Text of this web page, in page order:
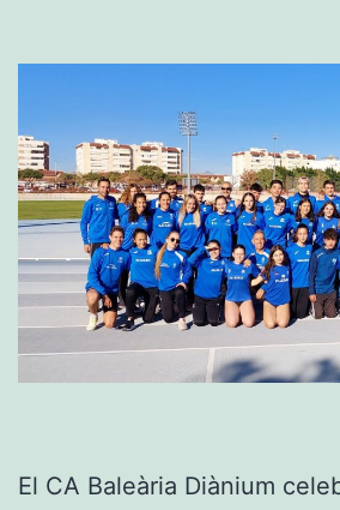
El CA Baleària Diànium